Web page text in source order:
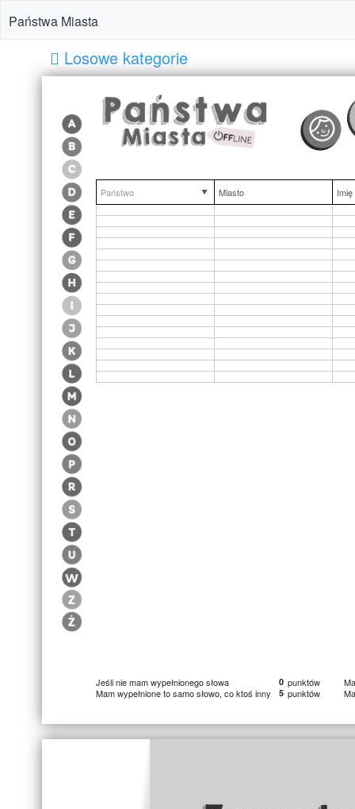
Państwa Miasta
Losowe kategorie
Jeśli nie mam wypełnionego słowa 0 punktów
Mam wypełnione to samo słowo, co ktoś inny
5 punktów